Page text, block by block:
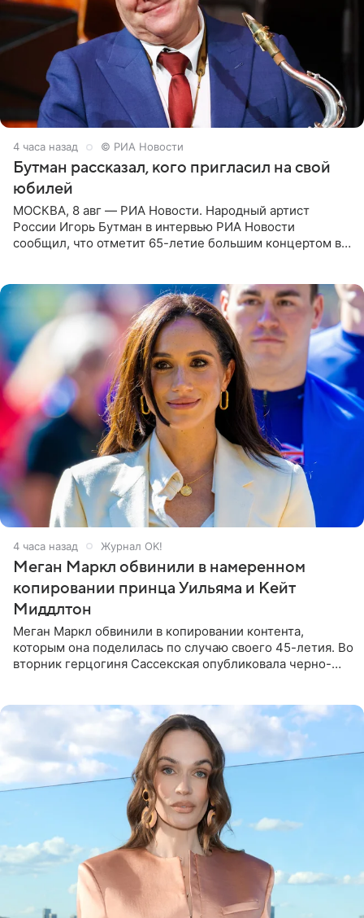
4 часа назад © РИА Новости
Бутман рассказал, кого пригласил на свой
юбилей
МОСКВА, 8 авг — РИА Новости. Народный артист
России Игорь Бутман в интервью РИА Новости
сообщил, что отметит 65-летие большим концертом в
4 часа назад Журнал OK!
Меган Маркл обвинили в намеренном
копировании принца Уильяма и Кейт
Миддлтон
Меган Маркл обвинили в копировании контента,
которым она поделилась по случаю своего 45-летия. Во
вторник герцогиня Сассекская опубликовала черно-